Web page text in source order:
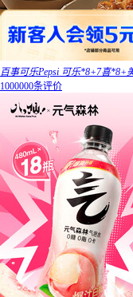
百事可乐Pepsi 可乐*8+7喜*8+
1000000条评价